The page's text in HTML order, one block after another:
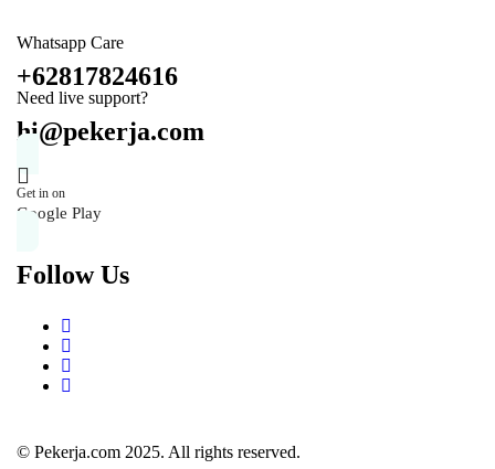
Whatsapp Care
+62817824616
Need live support?
hi@pekerja.com
Get in on
Google Play
Follow Us
© Pekerja.com 2025. All rights reserved.